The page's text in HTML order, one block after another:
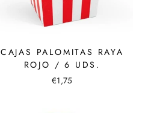
CAJAS PALOMITAS RAYA
ROJO / 6 UDS.
€1,75